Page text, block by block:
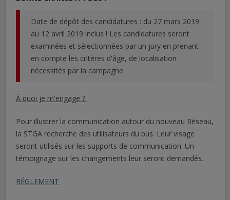
Date de dépôt des candidatures : du 27 mars 2019
au 12 avril 2019 inclus ! Les candidatures seront
examinées et sélectionnées par un jury en prenant
en compte les critères d'âge, de localisation
nécessités par la campagne.
À quoi je m'engage ?
Pour illustrer la communication autour du nouveau Réseau,
la STGA recherche des utilisateurs du bus. Leur visage
seront utilisés sur les supports de communication. Un
témoignage sur les changements leur seront demandés.
RÉGLEMENT